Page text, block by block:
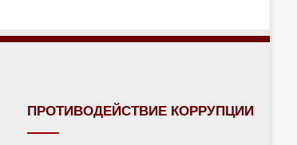
ПРОТИВОДЕЙСТВИЕ КОРРУПЦИИ